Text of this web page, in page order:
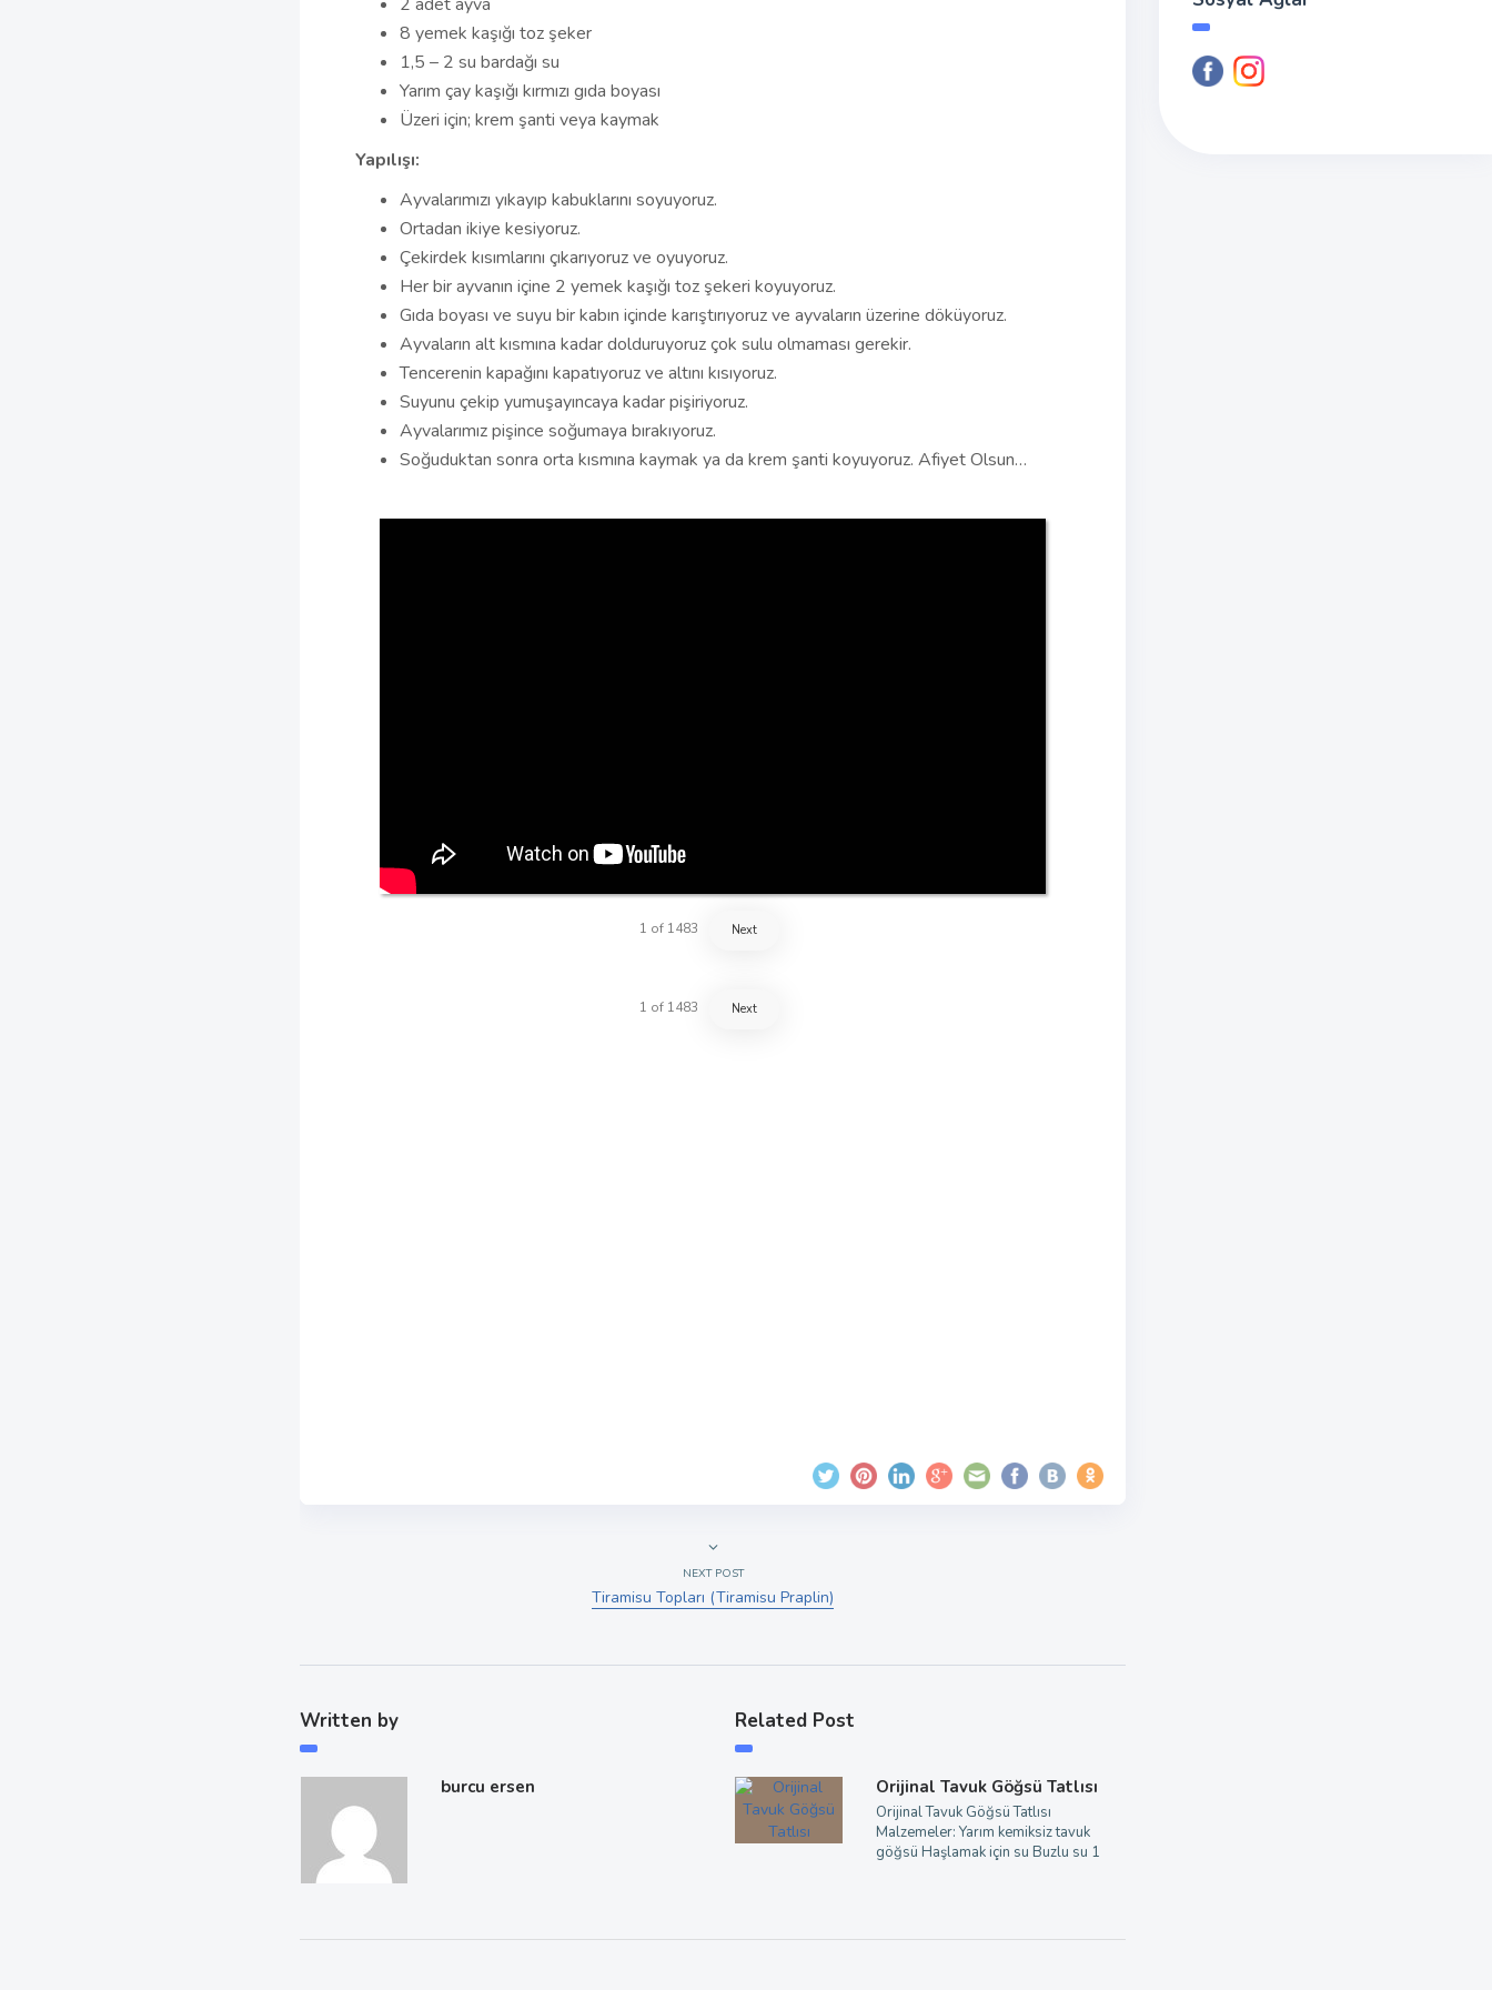
8 yemek kaşığı toz şeker
1,5 – 2 su bardağı su
Yarım çay kaşığı kırmızı gıda boyası
Üzeri için; krem şanti veya kaymak
Yapılışı:
Ayvalarımızı yıkayıp kabuklarını soyuyoruz.
Ortadan ikiye kesiyoruz.
Çekirdek kısımlarını çıkarıyoruz ve oyuyoruz.
Her bir ayvanın içine 2 yemek kaşığı toz şekeri koyuyoruz.
Gıda boyası ve suyu bir kabın içinde karıştırıyoruz ve ayvaların üzerine döküyoruz.
Ayvaların alt kısmına kadar dolduruyoruz çok sulu olmaması gerekir.
Tencerenin kapağını kapatıyoruz ve altını kısıyoruz.
Suyunu çekip yumuşayıncaya kadar pişiriyoruz.
Ayvalarımız pişince soğumaya bırakıyoruz.
Soğuduktan sonra orta kısmına kaymak ya da krem şanti koyuyoruz. Afiyet Olsun…
1 of 1483 Next
1 of 1483 Next
NEXT POST
Tiramisu Topları (Tiramisu Praplin)
Written by
burcu ersen
Related Post
Orijinal Tavuk Göğsü Tatlısı
Orijinal Tavuk Göğsü Tatlısı
Malzemeler: Yarım kemiksiz tavuk
göğsü Haşlamak için su Buzlu su 1